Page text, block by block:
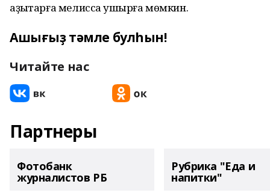
аҙыҡтарға мелисса ҡушырға мөмкин.
Ашығыҙ тәмле булһын!
Читайте нас
Партнеры
Фотобанк
журналистов РБ
Рубрика "Еда и
напитки"